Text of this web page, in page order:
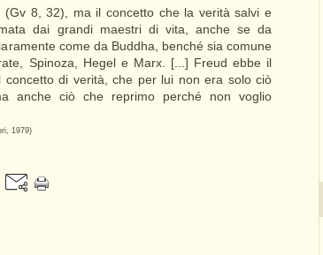
8, 32), ma il concetto che la verità salvi e
dai grandi maestri di vita, anche se da
come da Buddha, benché sia comune
Spinoza, Hegel e Marx. [...] Freud ebbe il
concetto di verità, che per lui non era solo ciò
anche ciò che reprimo perché non voglio
1979)